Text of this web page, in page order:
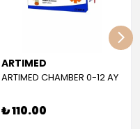
ARTIMED
ARTIMED CHAMBER 0-12 AY
₺ 110.00